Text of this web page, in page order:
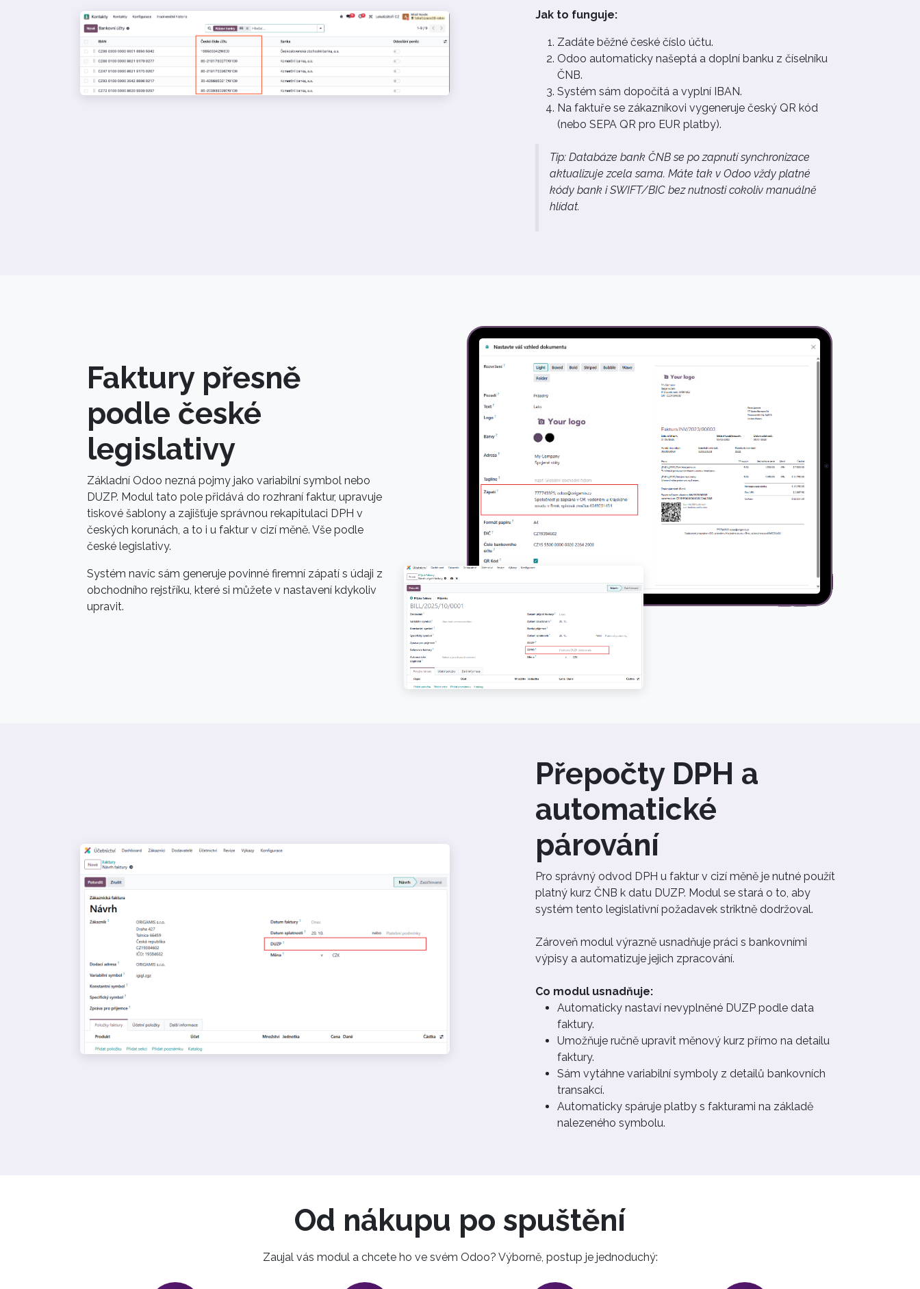
Jak to funguje:
Zadáte běžné české číslo účtu.
Odoo automaticky našeptá a doplní banku z číselníku
ČNB.
Systém sám dopočítá a vyplní IBAN.
Na faktuře se zákazníkovi vygeneruje český QR kód
(nebo SEPA QR pro EUR platby).
Tip: Databáze bank ČNB se po zapnutí synchronizace
aktualizuje zcela sama. Máte tak v Odoo vždy platné
kódy bank i SWIFT/BIC bez nutnosti cokoliv manuálně
hlídat.
Faktury přesně
podle české
legislativy
Základní Odoo nezná pojmy jako variabilní symbol nebo
DUZP. Modul tato pole přidává do rozhraní faktur, upravuje
tiskové šablony a zajišťuje správnou rekapitulaci DPH v
českých korunách, a to i u faktur v cizí měně. Vše podle
české legislativy.
Systém navíc sám generuje povinné firemní zápatí s údaji z
obchodního rejstříku, které si můžete v nastavení kdykoliv
upravit.
Přepočty DPH a
automatické
párování
Pro správný odvod DPH u faktur v cizí měně je nutné použít
platný kurz ČNB k datu DUZP. Modul se stará o to, aby
systém tento legislativní požadavek striktně dodržoval.
Zároveň modul výrazně usnadňuje práci s bankovními
výpisy a automatizuje jejich zpracování.
Co modul usnadňuje:
Automaticky nastaví nevyplněné DUZP podle data
faktury.
Umožňuje ručně upravit měnový kurz přímo na detailu
faktury.
Sám vytáhne variabilní symboly z detailů bankovních
transakcí.
Automaticky spáruje platby s fakturami na základě
nalezeného symbolu.
Od nákupu po spuštění
Zaujal vás modul a chcete ho ve svém Odoo? Výborně, postup je jednoduchý: